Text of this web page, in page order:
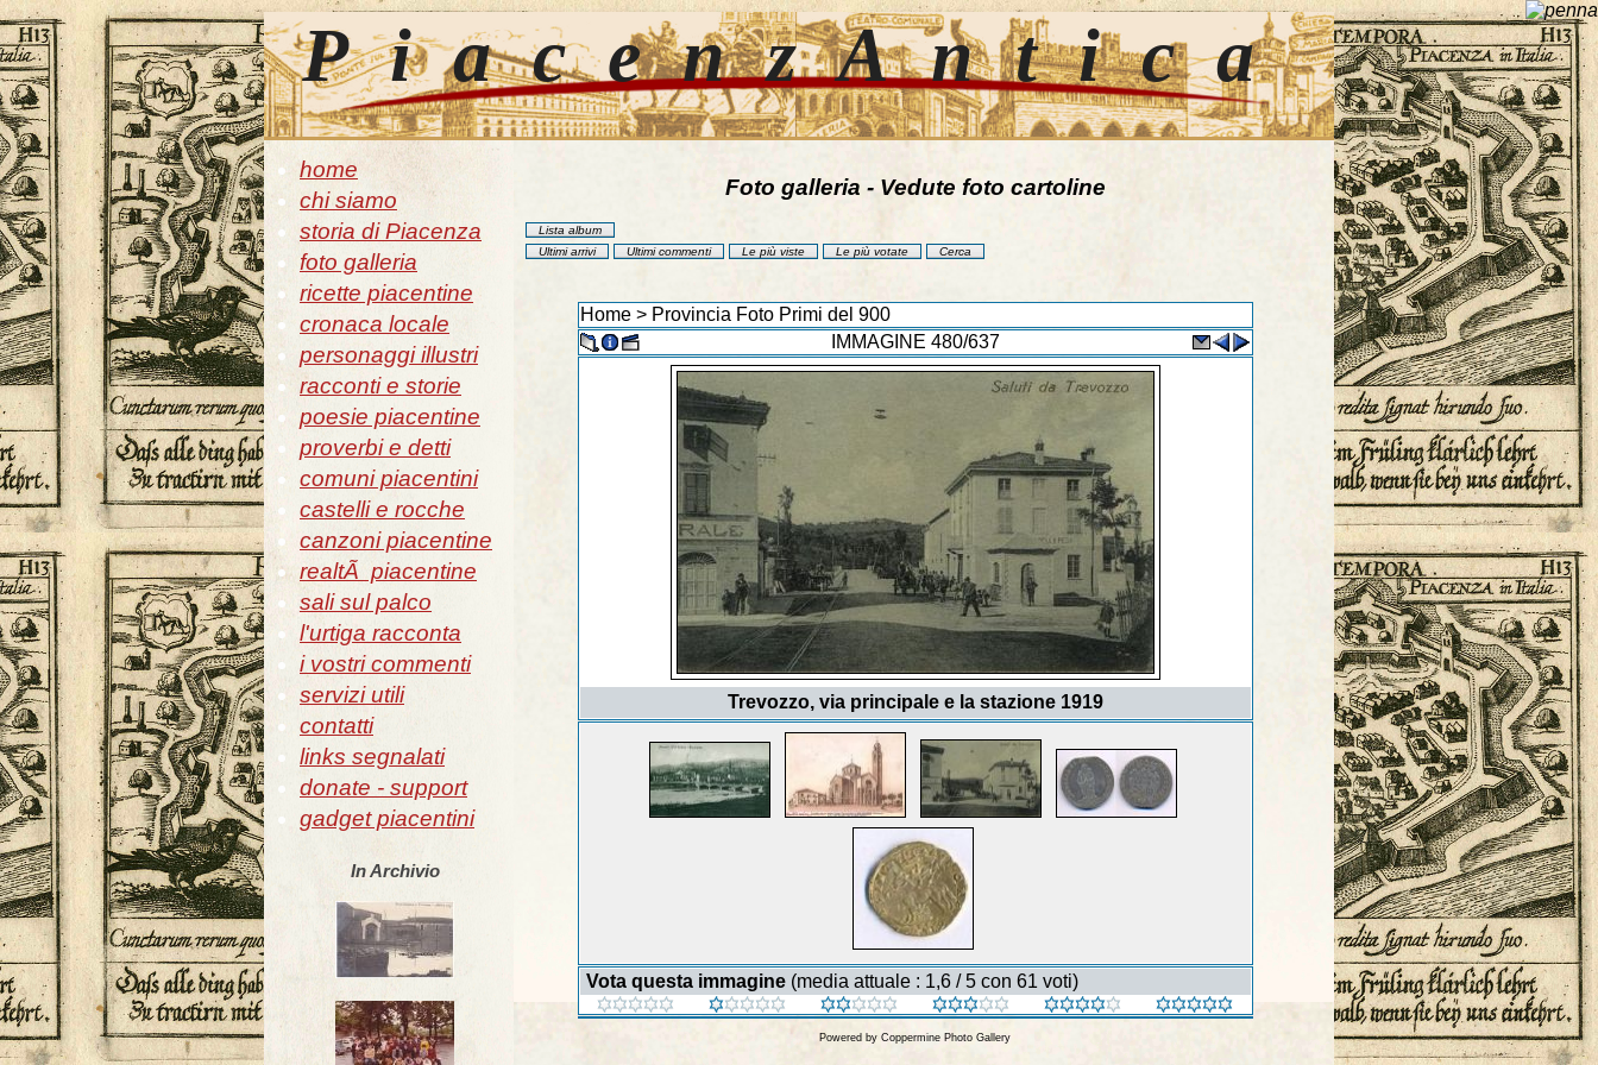
PiacenzAntica
home
chi siamo
storia di Piacenza
foto galleria
ricette piacentine
cronaca locale
personaggi illustri
racconti e storie
poesie piacentine
proverbi e detti
comuni piacentini
castelli e rocche
canzoni piacentine
realtÃ piacentine
sali sul palco
l'urtiga racconta
i vostri commenti
servizi utili
contatti
links segnalati
donate - support
gadget piacentini
In Archivio
Foto galleria - Vedute foto cartoline
Lista album
Ultimi arrivi
Ultimi commenti Le più viste Le più votate Cerca
Home> Provincia Foto Primi del 900
IMMAGINE 480/637
Trevozzo, via principale e la stazione 1919
Vota questa immagine(media attuale : 1,6 / 5 con 61 voti)
Powered by Coppermine Photo Gallery